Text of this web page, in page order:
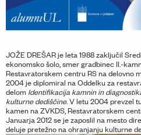
JOŽE DREŠAR je leta 1988 zaključil
ekonomsko šolo, smer gradbinec II.-
Restavratorskem centru RS na delovno
2004 je diplomiral na Oddelku za
delom Identifikacija kamnin in
kulturne dediščine. V letu 2004 prevzel
kamen na ZVKDS, Restavratorskem
Januarja 2012 se je zaposlil na mesto
deluje pretežno na ohranjanju kulturne